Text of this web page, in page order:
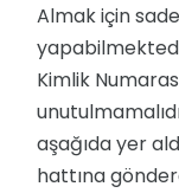
Almak için
Kimlik
aşağıda yer
hattına